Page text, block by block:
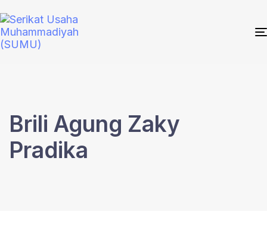
Brili Agung Zaky
Pradika